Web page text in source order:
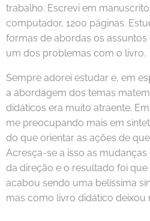
trabalho. Escrevi em
computador, 1200 páginas.
formas de abordas os assuntos
um dos problemas com o livro.
Sempre adorei estudar e, em
a abordagem dos temas
didáticos era muito atraente.
me preocupando mais em
do que orientar as ações de
Acresça-se a isso as
da direção e o resultado foi
acabou sendo uma belíssima
mas como livro didático deixou